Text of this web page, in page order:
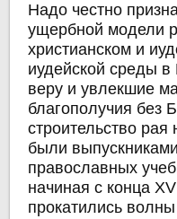
Надо честно
ущербной модели
христианском и
иудейской среды
веру и увлекшие
благополучия без
строительство
были
православных
начиная с конца
прокатились